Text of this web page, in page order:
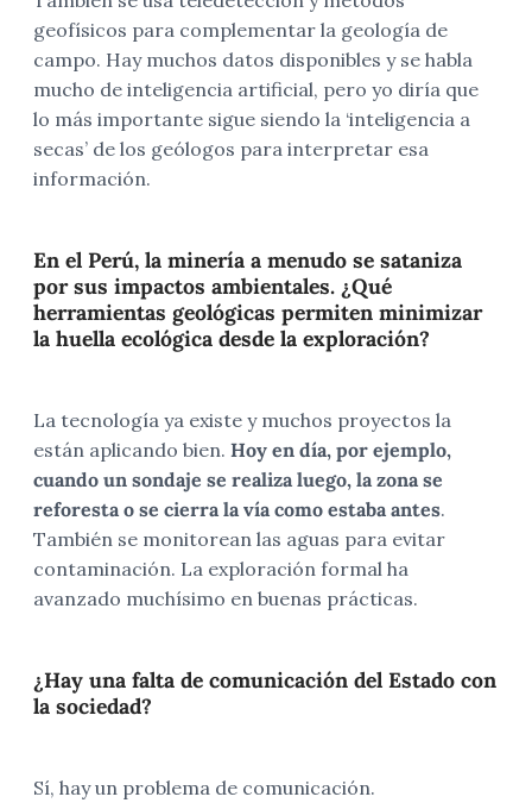
geofísicos para complementar la geología de
campo. Hay muchos datos disponibles y se habla
mucho de inteligencia artificial, pero yo diría que
lo más importante sigue siendo la ‘inteligencia a
secas’ de los geólogos para interpretar esa
información.
En el Perú, la minería a menudo se sataniza
por sus impactos ambientales. ¿Qué
herramientas geológicas permiten minimizar
la huella ecológica desde la exploración?
La tecnología ya existe y muchos proyectos la
están aplicando bien. Hoy en día, por ejemplo,
cuando un sondaje se realiza luego, la zona se
reforesta o se cierra la vía como estaba antes.
También se monitorean las aguas para evitar
contaminación. La exploración formal ha
avanzado muchísimo en buenas prácticas.
¿Hay una falta de comunicación del Estado con
la sociedad?
Sí, hay un problema de comunicación.